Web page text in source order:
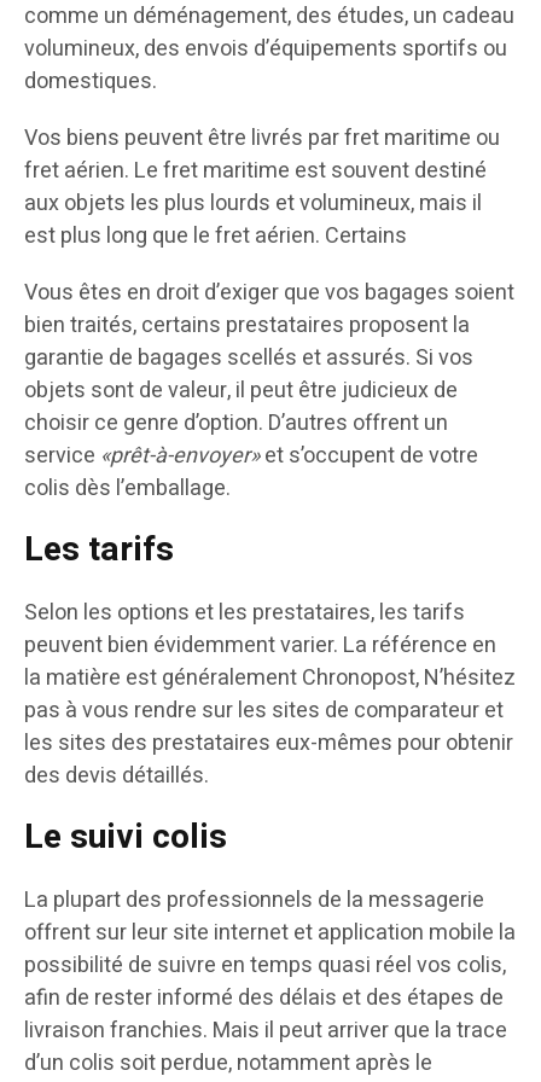
comme un déménagement, des études, un cadeau
volumineux, des envois d’équipements sportifs ou
domestiques.
Vos biens peuvent être livrés par fret maritime ou
fret aérien. Le fret maritime est souvent destiné
aux objets les plus lourds et volumineux, mais il
est plus long que le fret aérien. Certains
Vous êtes en droit d’exiger que vos bagages soient
bien traités, certains prestataires proposent la
garantie de bagages scellés et assurés. Si vos
objets sont de valeur, il peut être judicieux de
choisir ce genre d’option. D’autres offrent un
service «prêt-à-envoyer»et s’occupent de votre
colis dès l’emballage.
Les tarifs
Selon les options et les prestataires, les tarifs
peuvent bien évidemment varier. La référence en
la matière est généralement Chronopost, N’hésitez
pas à vous rendre sur les sites de comparateur et
les sites des prestataires eux-mêmes pour obtenir
des devis détaillés.
Le suivi colis
La plupart des professionnels de la messagerie
offrent sur leur site internet et application mobile la
possibilité de suivre en temps quasi réel vos colis,
afin de rester informé des délais et des étapes de
livraison franchies. Mais il peut arriver que la trace
d’un colis soit perdue, notamment après le